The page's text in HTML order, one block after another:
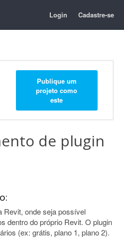
Login Cadastre-se
Publique um
projeto como
este
de plugin
Revit, onde seja possível
dentro do próprio Revit. O plugin
(ex: grátis, plano 1, plano 2).